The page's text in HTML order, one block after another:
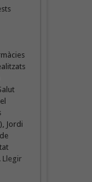
Jordi
Llegir